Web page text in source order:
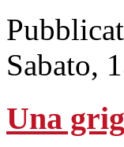
Sabato,
Una